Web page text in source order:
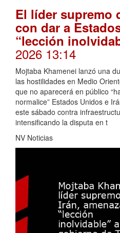
El líder supremo
con dar a
“lección
2026 13:14
Mojtaba Khamenei lanzó una
las hostilidades en Medio
que no aparecerá en público
normalice” Estados Unidos e
este sábado contra
intensificando la disputa en t
NV Noticias